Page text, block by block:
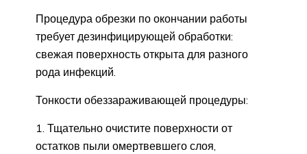
Процедура обрезки по окончании работы
требует дезинфицирующей обработки:
свежая поверхность открыта для разного
рода инфекций.
Тонкости обеззараживающей процедуры:
Тщательно очистите поверхности от
остатков пыли омертвевшего слоя,